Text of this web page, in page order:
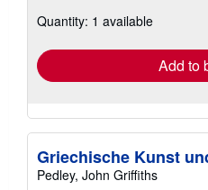
Quantity: 1 available
Add to
Griechische Kunst
Pedley, John Griffiths